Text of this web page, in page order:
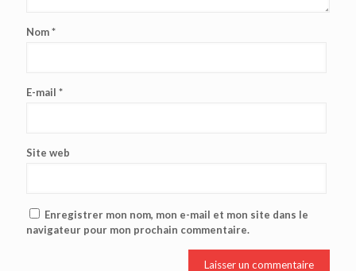
Nom*
E-mail *
Site web
Enregistrer mon nom, mon e-mail et mon site dans le
navigateur pour mon prochain commentaire.